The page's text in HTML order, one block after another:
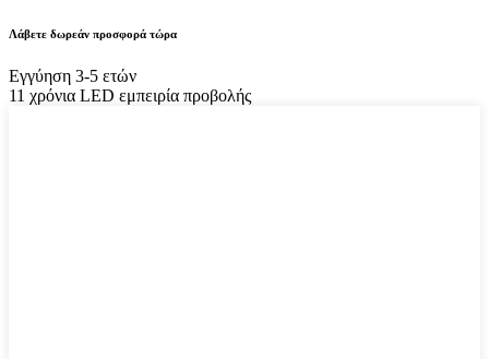
Λάβετε δωρεάν προσφορά τώρα
Εγγύηση 3-5 ετών
11 χρόνια LED εμπειρία προβολής